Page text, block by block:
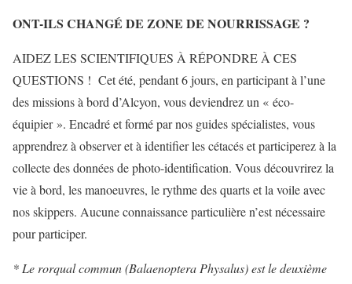
ONT-ILS CHANGÉ DE ZONE DE NOURRISSAGE ?
AIDEZ LES SCIENTIFIQUES À RÉPONDRE À CES
QUESTIONS ! Cet été, pendant 6 jours, en participant à l’une
des missions à bord d’Alcyon, vous deviendrez un « éco-
équipier ». Encadré et formé par nos guides spécialistes, vous
apprendrez à observer et à identifier les cétacés et participerez à la
collecte des données de photo-identification. Vous découvrirez la
vie à bord, les manoeuvres, le rythme des quarts et la voile avec
nos skippers. Aucune connaissance particulière n’est nécessaire
pour participer.
* Le rorqual commun (Balaenoptera Physalus) est le deuxième